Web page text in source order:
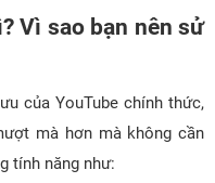
Vì sao bạn nên sử
của YouTube chính thức,
mà hơn mà không cần
tính năng như: